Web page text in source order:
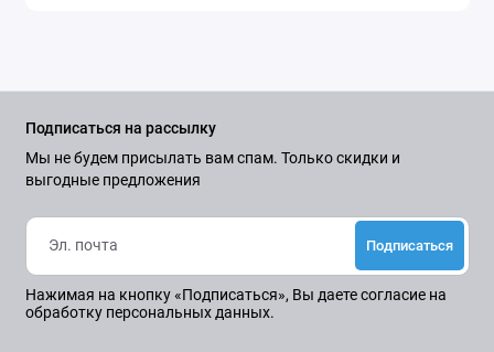
Подписаться на рассылку
Мы не будем присылать вам спам. Только скидки и
выгодные предложения
Подписаться
Нажимая на кнопку «Подписаться», Вы даетесогласие на
обработку персональных данных.